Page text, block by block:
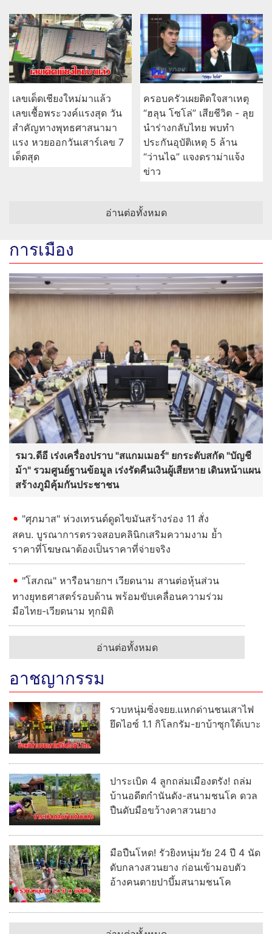
เลขเด็ดเชียงใหม่มาแล้ว
เลขเชื้อพระวงค์แรงสุด วัน
สำคัญทางพุทธศาสนามา
แรง หวยออกวันเสาร์เลข 7
เด็ดสุด
ครอบครัวเผยติดใจสาเหตุ
“ฮลุน โซโล่” เสียชีวิต - ลุย
นำร่างกลับไทย พบทำ
ประกันอุบัติเหตุ 5 ล้าน
“ว่านไฉ” แจงดราม่าแจ้ง
ข่าว
อ่านต่อทั้งหมด
การเมือง
รมว.ดีอี เร่งเครื่องปราบ "สแกมเมอร์" ยกระดับสกัด "บัญชี
ม้า" รวมศูนย์ฐานข้อมูล เร่งรัดคืนเงินผู้เสียหาย เดินหน้าแผน
สร้างภูมิคุ้มกันประชาชน
"ศุภมาส" ห่วงเทรนด์ดูดไขมันสร้างร่อง 11 สั่ง
สคบ. บูรณาการตรวจสอบคลินิกเสริมความงาม ย้ำ
ราคาที่โฆษณาต้องเป็นราคาที่จ่ายจริง
"โสภณ" หารือนายกฯ เวียดนาม สานต่อหุ้นส่วน
ทางยุทธศาสตร์รอบด้าน พร้อมขับเคลื่อนความร่วม
มือไทย-เวียดนาม ทุกมิติ
อ่านต่อทั้งหมด
อาชญากรรม
รวบหนุ่มซิ่งจยย.แหกด่านชนเสาไฟ
ยึดไอซ์ 1.1 กิโลกรัม-ยาบ้าซุกใต้เบาะ
ปาระเบิด 4 ลูกถล่มเมืองตรัง! ถล่ม
บ้านอดีตกำนันดัง-สนามชนโค ดวล
ปืนดับมือขว้างคาสวนยาง
มือปืนโหด! รัวยิงหนุ่มวัย 24 ปี 4 นัด
ดับกลางสวนยาง ก่อนเข้ามอบตัว
อ้างคนตายปาบึ้มสนามชนโค